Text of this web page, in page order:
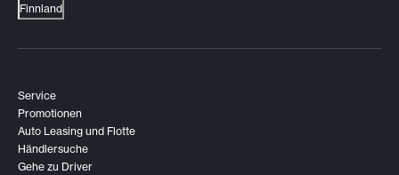
Finnland
Service
Promotionen
Auto Leasing und Flotte
Händlersuche
Gehe zu Driver